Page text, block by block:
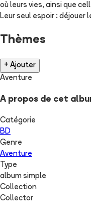
où leurs vies, ainsi que
Leur seul espoir : déjouer
Thèmes
+ Ajouter
Aventure
A propos de cet
Catégorie
BD
Genre
Aventure
Type
album simple
Collection
Collector